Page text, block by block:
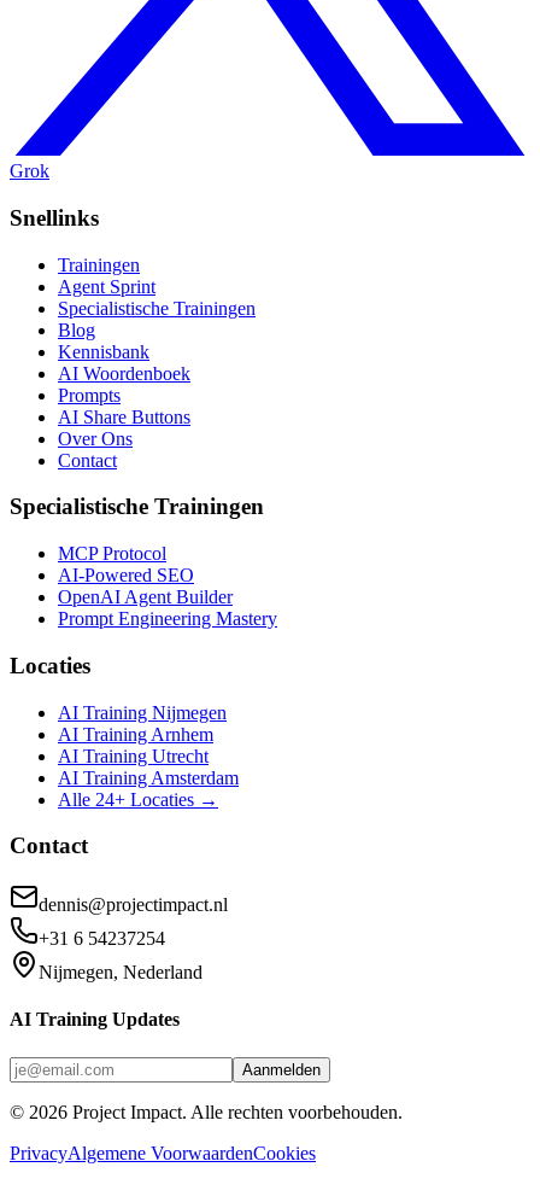
Grok
Snellinks
Trainingen
Agent Sprint
Specialistische Trainingen
Blog
Kennisbank
AI Woordenboek
Prompts
AI Share Buttons
Over Ons
Contact
Specialistische Trainingen
MCP Protocol
AI-Powered SEO
OpenAI Agent Builder
Prompt Engineering Mastery
Locaties
AI Training Nijmegen
AI Training Arnhem
AI Training Utrecht
AI Training Amsterdam
Alle 24+ Locaties →
Contact
dennis@projectimpact.nl
+31 6 54237254
Nijmegen, Nederland
AI Training Updates
Aanmelden
© 2026 Project Impact. Alle rechten voorbehouden.
PrivacyAlgemene VoorwaardenCookies